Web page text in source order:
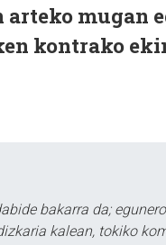
mugan
kontrako
bakarra da;
kalean, tokiko